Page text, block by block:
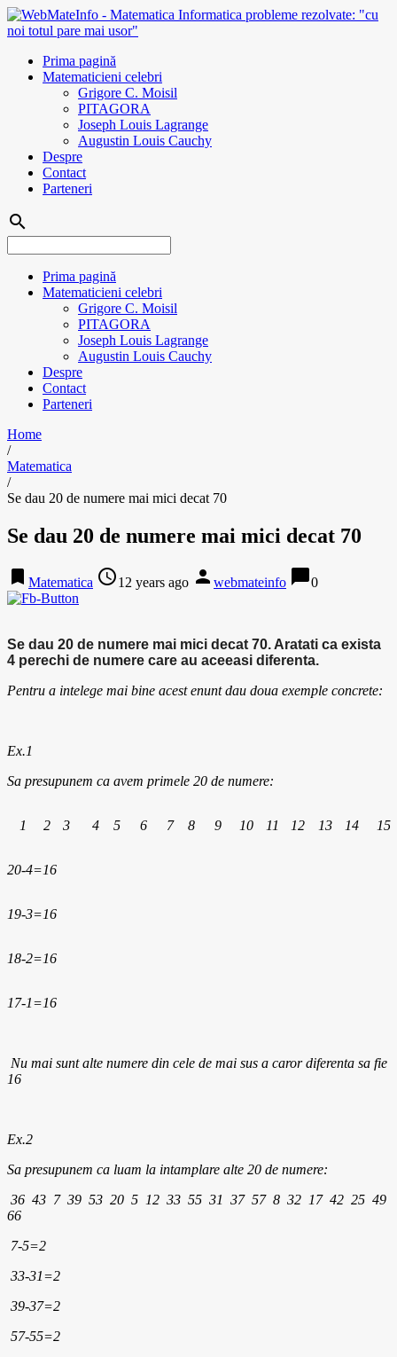
Prima pagină
Matematicieni celebri
Grigore C. Moisil
PITAGORA
Joseph Louis Lagrange
Augustin Louis Cauchy
Despre
Contact
Parteneri
search
Prima pagină
Matematicieni celebri
Grigore C. Moisil
PITAGORA
Joseph Louis Lagrange
Augustin Louis Cauchy
Despre
Contact
Parteneri
Home
/
Matematica
/
Se dau 20 de numere mai mici decat 70
Se dau 20 de numere mai mici decat 70
bookmark Matematica access_time12 years ago person webmateinfo chat_bubble0
Se dau 20 de numere mai mici decat 70. Aratati ca exista
4 perechi de numere care au aceeasi diferenta.
Pentru a intelege mai bine acest enunt dau doua exemple concrete:
Ex.1
Sa presupunem ca avem primele 20 de numere:
1 2 3 4 5 6 7 8 9 10 11 12 13 14 15
20-4=16
19-3=16
18-2=16
17-1=16
Nu mai sunt alte numere din cele de mai sus a caror diferenta sa fie
16
Ex.2
Sa presupunem ca luam la intamplare alte 20 de numere:
36 43 7 39 53 20 5 12 33 55 31 37 57 8 32 17 42 25 49
66
7-5=2
33-31=2
39-37=2
57-55=2